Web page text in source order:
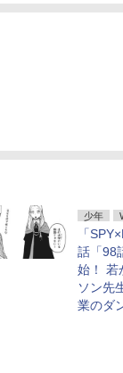
少年
「
話「98
始！ 若
ソン先
業のダ